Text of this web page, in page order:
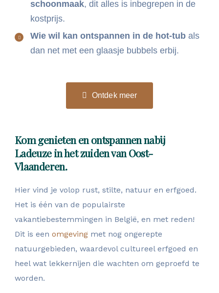
schoonmaak, dit alles is inbegrepen in de
kostprijs.
Wie wil kan ontspannen in de hot-tub als
dan net met een glaasje bubbels erbij.
Ontdek meer
Kom genieten en ontspannen nabij
Ladeuze in het zuiden van Oost-
Vlaanderen.
Hier vind je volop rust, stilte, natuur en erfgoed.
Het is één van de populairste
vakantiebestemmingen in België, en met reden!
Dit is een omgeving met nog ongerepte
natuurgebieden, waardevol cultureel erfgoed en
heel wat lekkernijen die wachten om geproefd te
worden.